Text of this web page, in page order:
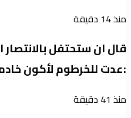
منذ 14 دقيقة
قال ان ستحتفل
:عدت للخرطوم لأكون
منذ 41 دقيقة